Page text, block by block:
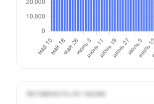
Активность по часам